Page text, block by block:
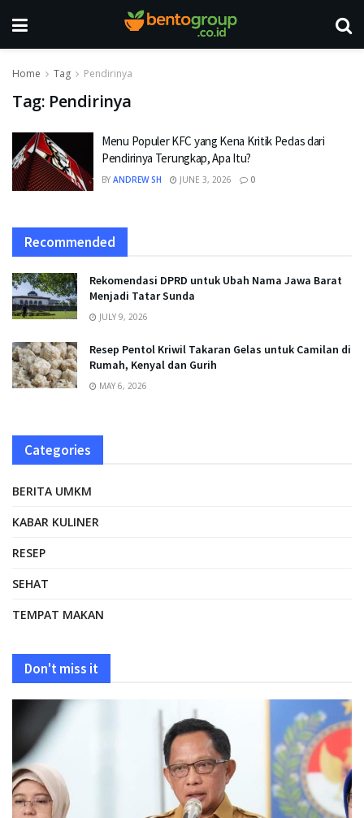
Home Tag Pendirinya
Tag: Pendirinya
Menu Populer KFC yang Kena Kritik Pedas dari
Pendirinya Terungkap, Apa Itu?
BY ANDREW SH JUNE 3, 2026 0
Recommended
Rekomendasi DPRD untuk Ubah Nama Jawa Barat
Menjadi Tatar Sunda
JULY 9, 2026
Resep Pentol Kriwil Takaran Gelas untuk Camilan di
Rumah, Kenyal dan Gurih
MAY 6, 2026
Categories
BERITA UMKM
KABAR KULINER
RESEP
SEHAT
TEMPAT MAKAN
Don't miss it